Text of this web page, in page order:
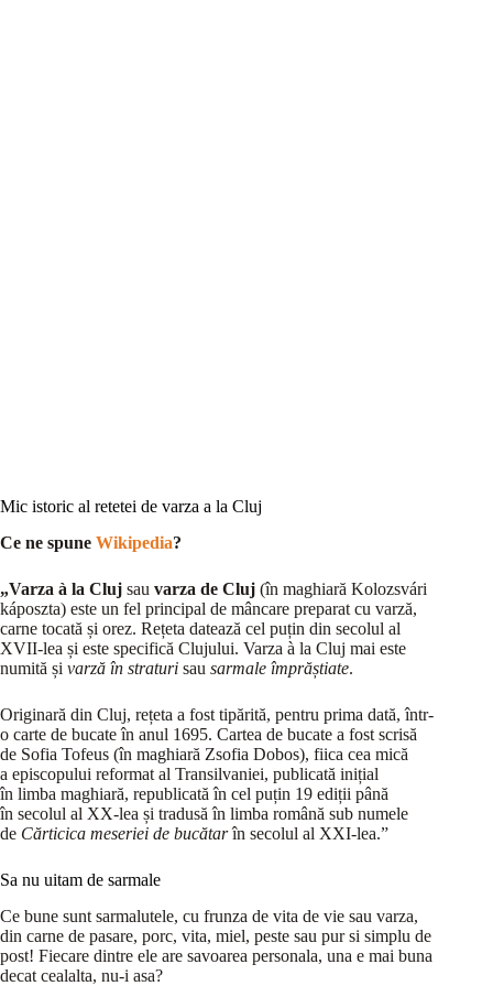
Mic istoric al retetei de varza a la Cluj
Ce ne spune Wikipedia?
„Varza à la Cluj sau varza de Cluj (în maghiară Kolozsvári
káposzta) este un fel principal de mâncare preparat cu varză,
carne tocată și orez. Rețeta datează cel puțin din secolul al
XVII-lea și este specifică Clujului. Varza à la Cluj mai este
numită și varză în straturi sau sarmale împrăștiate.
Originară din Cluj, rețeta a fost tipărită, pentru prima dată, într-
o carte de bucate în anul 1695. Cartea de bucate a fost scrisă
de Sofia Tofeus (în maghiară Zsofia Dobos), fiica cea mică
a episcopului reformat al Transilvaniei, publicată inițial
în limba maghiară, republicată în cel puțin 19 ediții până
în secolul al XX-lea și tradusă în limba română sub numele
de Cărticica meseriei de bucătarîn secolul al XXI-lea.”
Sa nu uitam de sarmale
Ce bune sunt sarmalutele, cu frunza de vita de vie sau varza,
din carne de pasare, porc, vita, miel, peste sau pur si simplu de
post! Fiecare dintre ele are savoarea personala, una e mai buna
decat cealalta, nu-i asa?